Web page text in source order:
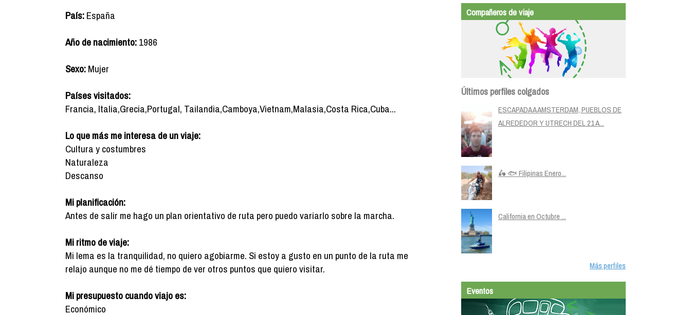
País:España
Año de nacimiento:1986
Sexo:Mujer
Países visitados:
Francia, Italia,Grecia,Portugal, Tailandia,Camboya,Vietnam,Malasia,Costa Rica,Cuba...
Lo que más me interesa de un viaje:
Cultura y costumbres
Naturaleza
Descanso
Mi planificación:
Antes de salir me hago un plan orientativo de ruta pero puedo variarlo sobre la marcha.
Mi ritmo de viaje:
Mi lema es la tranquilidad, no quiero agobiarme. Si estoy a gusto en un punto de la ruta me
relajo aunque no me dé tiempo de ver otros puntos que quiero visitar.
Mi presupuesto cuando viajo es:
Económico
Compañeros de viaje
Últimos perfiles colgados
ESCAPADA A AMSTERDAM, PUEBLOS DE
ALREDEDOR Y UTRECH DEL 21 A...
🛵 🐟 Filipinas Enero...
California en Octubre ...
Más perfiles
Eventos